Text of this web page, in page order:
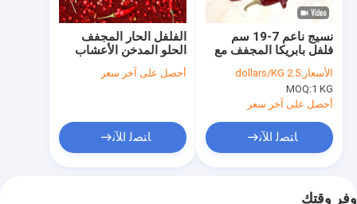
الفلفل الحار المجفف
الحلو المدخن الأعشاب
الفردية التوابل الجفاف
أحصل على آخر سعر
ﺎﺘﺼﻟ ﺍﻶﻧ
نسيج ناعم 7-19 سم
فلفل بابريكا المجفف مع
الهواء المجفف في
الشمس المجفف العملية
الأسعار:2.5 dollars/KG
MOQ:1 KG
أحصل على آخر سعر
ﺎﺘﺼﻟ ﺍﻶﻧ
وفر وقتك